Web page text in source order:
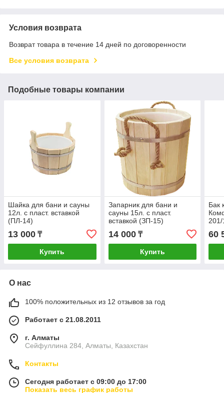
Условия возврата
Возврат товара в течение 14 дней по договоренности
Все условия возврата
Подобные товары компании
Шайка для бани и сауны
12л. с пласт. вставкой
(ПЛ-14)
13 000 ₸
Купить
Запарник для бани и
сауны 15л. с пласт.
вставкой (ЗП-15)
14 000₸
Купить
Бак
201/
60
О нас
100% положительных из 12 отзывов за год
Работает с 21.08.2011
г. Алматы
Сейфуллина 284, Алматы, Казахстан
Контакты
Сегодня работает с 09:00 до 17:00
Показать весь график работы